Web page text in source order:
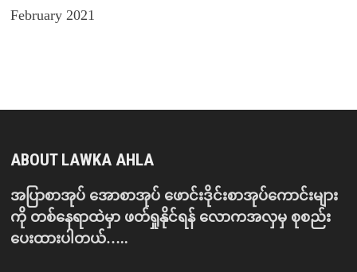
February 2021
ABOUT LAWKA AHLA
အပြာစာအုပ် အောစာအုပ် ဖောင်းဒိုင်းစာအုပ်ကောင်းများ
ကို တစ်နေရာထဲမှာ ဖတ်ရှုနိုင်ရန် လောကအလှမှ စုစည်း
ပေးထားပါတယ်…..